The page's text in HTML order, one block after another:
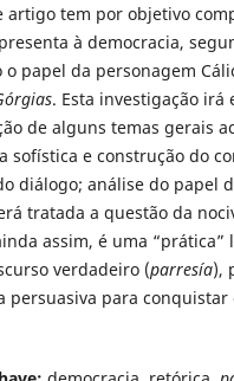
artigo tem por objetivo
à democracia,
o papel da personagem
. Esta investigação
de alguns temas gerais
sofística e construção do
diálogo; análise do papel
tratada a questão da
assim, é uma
verdadeiro (parresía),
persuasiva para conquistar